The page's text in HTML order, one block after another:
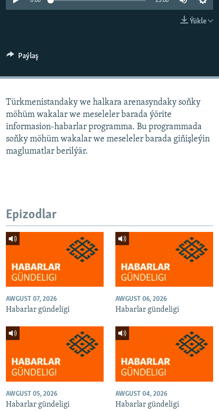
Ýükle
Paýlaş
Türkmenistandaky we halkara arenasyndaky soňky
möhüm wakalar we meseleler barada ýörite
informasion-habarlar programma. Bu programmada
soňky möhüm wakalar we meseleler barada giňişleýin
maglumatlar berilýär.
Epizodlar
AWGUST 07, 2026
Habarlar gündeligi
AWGUST 06, 2026
Habarlar gündeligi
AWGUST 05, 2026
Habarlar gündeligi
AWGUST 04, 2026
Habarlar gündeligi